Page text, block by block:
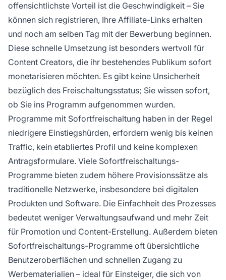
offensichtlichste Vorteil ist die Geschwindigkeit – Sie
können sich registrieren, Ihre Affiliate-Links erhalten
und noch am selben Tag mit der Bewerbung beginnen.
Diese schnelle Umsetzung ist besonders wertvoll für
Content Creators, die ihr bestehendes Publikum sofort
monetarisieren möchten. Es gibt keine Unsicherheit
bezüglich des Freischaltungsstatus; Sie wissen sofort,
ob Sie ins Programm aufgenommen wurden.
Programme mit Sofortfreischaltung haben in der Regel
niedrigere Einstiegshürden, erfordern wenig bis keinen
Traffic, kein etabliertes Profil und keine komplexen
Antragsformulare. Viele Sofortfreischaltungs-
Programme bieten zudem höhere Provisionssätze als
traditionelle Netzwerke, insbesondere bei digitalen
Produkten und Software. Die Einfachheit des Prozesses
bedeutet weniger Verwaltungsaufwand und mehr Zeit
für Promotion und Content-Erstellung. Außerdem bieten
Sofortfreischaltungs-Programme oft übersichtliche
Benutzeroberflächen und schnellen Zugang zu
Werbematerialien – ideal für Einsteiger, die sich von